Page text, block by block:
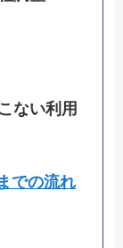
ない利用
での流れ